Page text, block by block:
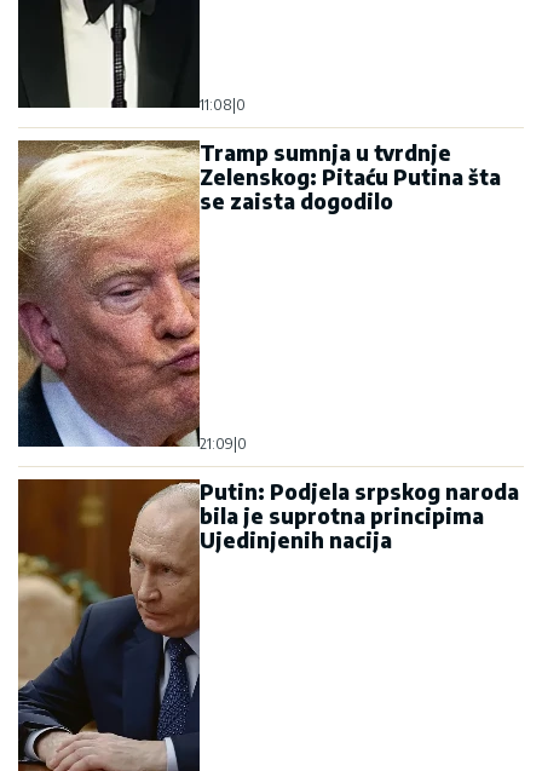
11:08|0
Tramp sumnja u tvrdnje
Zelenskog: Pitaću Putina šta
se zaista dogodilo
21:09|0
Putin: Podjela srpskog naroda
bila je suprotna principima
Ujedinjenih nacija